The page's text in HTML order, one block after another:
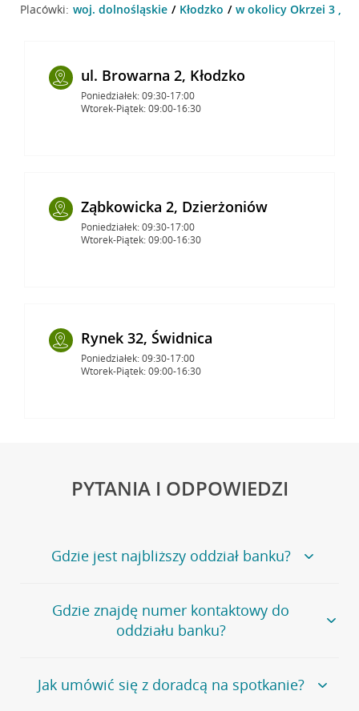
Placówki: woj. dolnośląskie Kłodzko w okolicy Okrzei 3 ,
ul. Browarna 2, Kłodzko
Poniedziałek: 09:30-17:00
Wtorek-Piątek: 09:00-16:30
Ząbkowicka 2, Dzierżoniów
Poniedziałek: 09:30-17:00
Wtorek-Piątek: 09:00-16:30
Rynek 32, Świdnica
Poniedziałek: 09:30-17:00
Wtorek-Piątek: 09:00-16:30
PYTANIA I ODPOWIEDZI
Gdzie jest najbliższy oddział banku?
Jeśli szukasz oddziału naszego banku, zapraszamy na
stronęPlacówki i bankomaty, na której znajduje się
wygodna wyszukiwarka.
oddziałów
Gdzie znajdę numer kontaktowy do
oddziału banku?
Bank Credit Agricole nie udostępnia ogólnego numeru
telefonu do placówki bankowej.
Jak umówić się z doradcą na spotkanie?